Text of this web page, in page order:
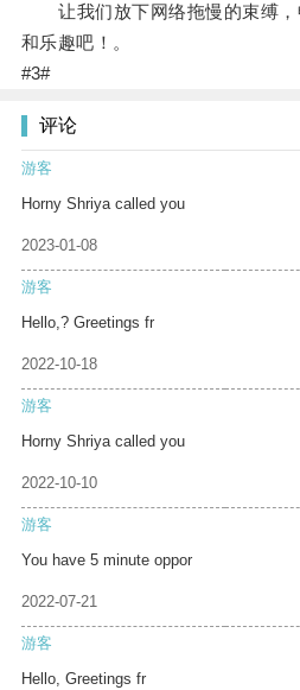
让我们放下网络拖慢的束缚，
和乐趣吧！。
#3#
评论
游客
Horny Shriya called you
2023-01-08
游客
Hello,? Greetings fr
2022-10-18
游客
Horny Shriya called you
2022-10-10
游客
You have 5 minute oppor
2022-07-21
游客
Hello, Greetings fr